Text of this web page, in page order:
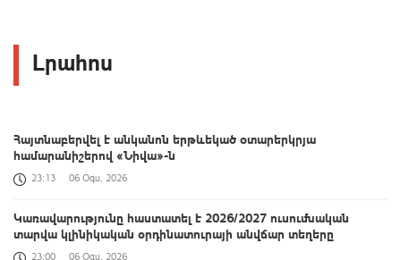
Լրահոս
Հայտնաբերվել է անկանոն երթևեկած օտարերկրյա
համարանիշերով «Նիվա»-ն
23:13 06 Օգս, 2026
Կառավարությունը հաստատել է 2026/2027 ուսումնական
տարվա կլինիկական օրդինատուրայի անվճար տեղերը
23:00 06 Օգս, 2026